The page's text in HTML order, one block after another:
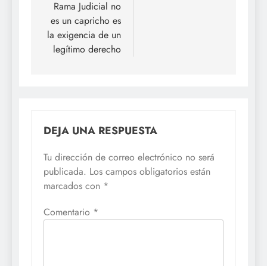
Rama Judicial no
es un capricho es
la exigencia de un
legítimo derecho
DEJA UNA RESPUESTA
Tu dirección de correo electrónico no será
publicada. Los campos obligatorios están
marcados con *
Comentario *